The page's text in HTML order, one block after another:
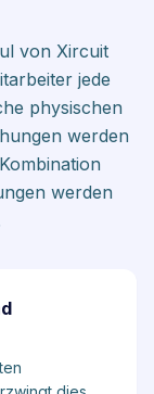
von Xircuit
jede
physischen
werden
werden